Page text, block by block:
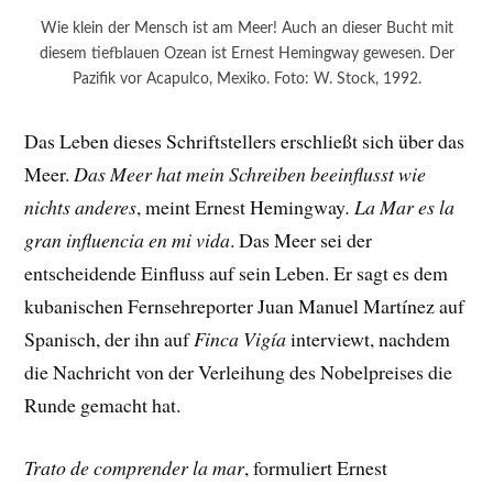
Wie klein der Mensch ist am Meer! Auch an dieser Bucht mit
diesem tiefblauen Ozean ist Ernest Hemingway gewesen. Der
Pazifik vor Acapulco, Mexiko. Foto: W. Stock, 1992.
Das Leben dieses Schriftstellers erschließt sich über das
Meer.Das Meer hat mein Schreiben beeinflusst wie
nichts anderes, meint Ernest Hemingway. La Mar es la
gran influencia en mi vida. Das Meer sei der
entscheidende Einfluss auf sein Leben. Er sagt es dem
kubanischen Fernsehreporter Juan Manuel Martínez auf
Spanisch, der ihn aufFinca Vigíainterviewt, nachdem
die Nachricht von der Verleihung des Nobelpreises die
Runde gemacht hat.
Trato de comprender la mar, formuliert Ernest